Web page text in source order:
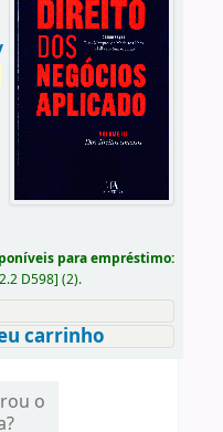
para empréstimo:
D598] (2).
carrinho
o